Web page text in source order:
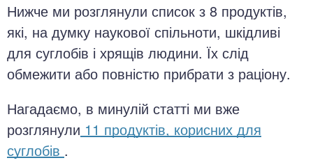
Нижче ми розглянули список з 8 продуктів,
які, на думку наукової спільноти, шкідливі
для суглобів і хрящів людини. Їх слід
обмежити або повністю прибрати з раціону.
Нагадаємо, в минулій статті ми вже
розглянули 11 продуктів, корисних для
суглобів .